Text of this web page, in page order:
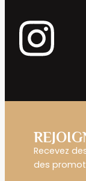
Recevez
des